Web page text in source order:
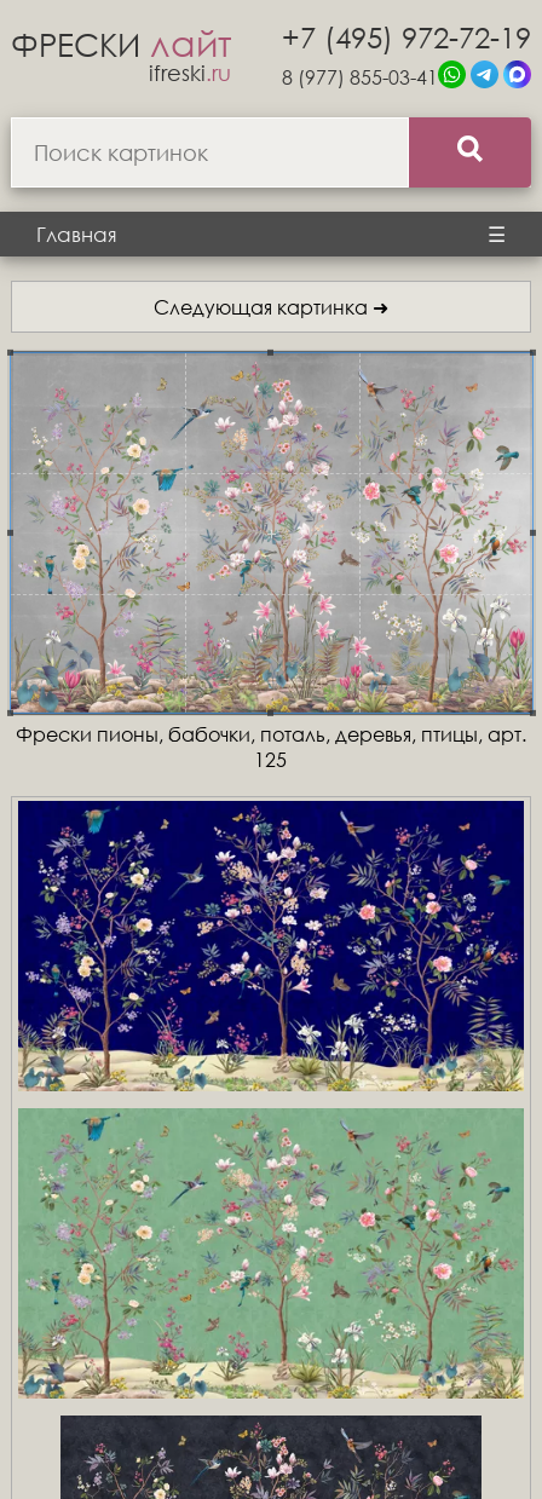
ФРЕСКИ лайт
ifreski.ru
+7 (495) 972-72-19
8 (977) 855-03-41
Главная ☰
Следующая картинка ➜
Фрески пионы, бабочки, поталь, деревья, птицы, арт.
125